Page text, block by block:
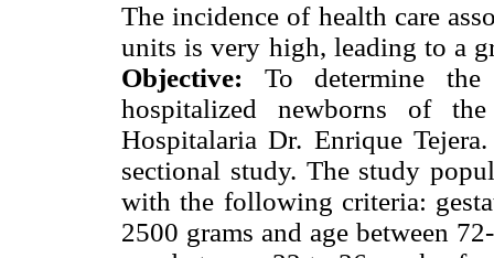
The incidence of health care
units is very high, leading to a
Objective: To determine
hospitalized newborns of
Hospitalaria Dr. Enrique
sectional study. The study
with the following criteria:
2500 grams and age between